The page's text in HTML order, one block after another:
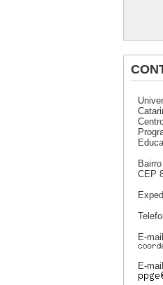
CEP
E-
E-